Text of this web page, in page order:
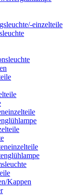
einzelteile
Kappen